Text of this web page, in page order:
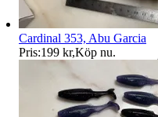
Cardinal 353, Abu Garcia
Pris:199 kr,Köp nu.